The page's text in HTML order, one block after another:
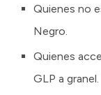
Quienes no
Negro.
Quienes
GLP a granel.